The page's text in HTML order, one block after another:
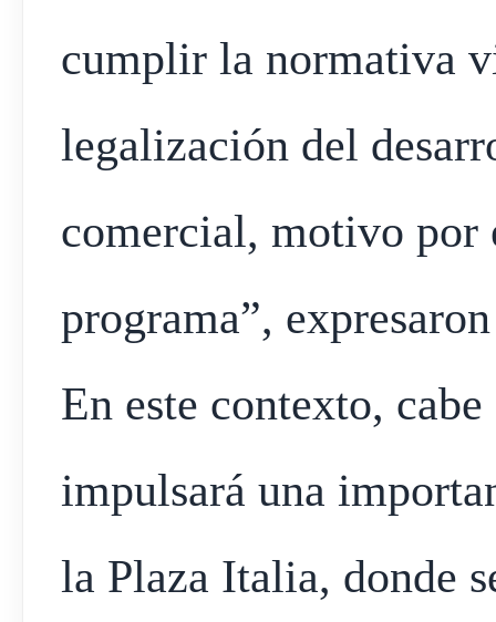
cumplir la normativa
legalización del
comercial, motivo por
programa”,
En este contexto,
impulsará una
la Plaza Italia, donde